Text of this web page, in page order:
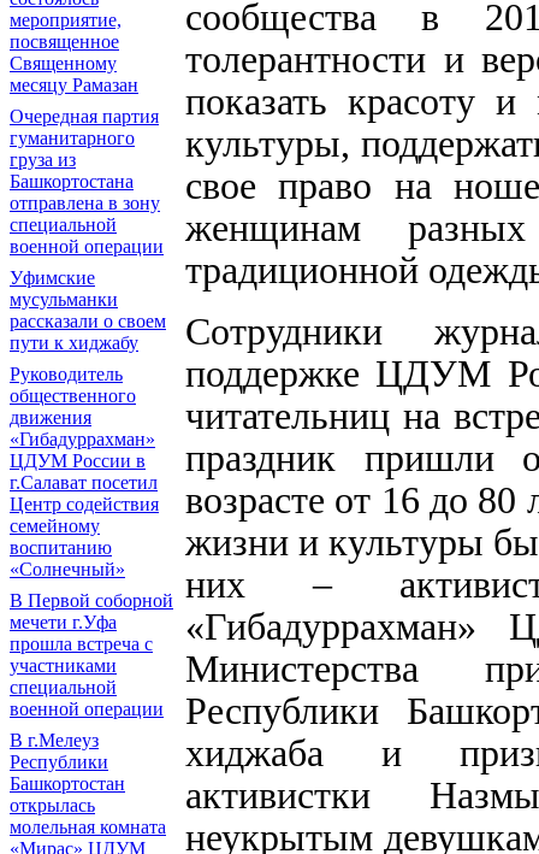
мероприятие,
посвященное
Священному
месяцу Рамазан
Очередная партия
гуманитарного
груза из
Башкортостана
отправлена в зону
специальной
военной операции
Уфимские
мусульманки
рассказали о своем
пути к хиджабу
Руководитель
общественного
движения
«Гибадуррахман»
ЦДУМ России в
г.Салават посетил
Центр содействия
семейному
воспитанию
«Солнечный»
В Первой соборной
мечети г.Уфа
прошла встреча с
участниками
специальной
военной операции
В г.Мелеуз
Республики
Башкортостан
открылась
молельная комната
«Мирас» ЦДУМ
сообщества в
толерантности и
показать красоту
культуры,
свое право на
женщинам
традиционной
Сотрудники
поддержке ЦДУМ
читательниц на
праздник пришли
возрасте от 16 до 80
жизни и культуры
них –
«Гибадуррахман»
Министерства
Республики
хиджаба и
активистки
неукрытым